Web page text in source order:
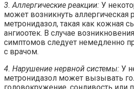
3. Аллергические реакции: У
может возникнуть аллергическая
метронидазол, такая как кожная
ангиоотек. В случае
симптомов следует немедленно
с врачом.
4. Нарушение нервной системы: У
метронидазол может вызывать